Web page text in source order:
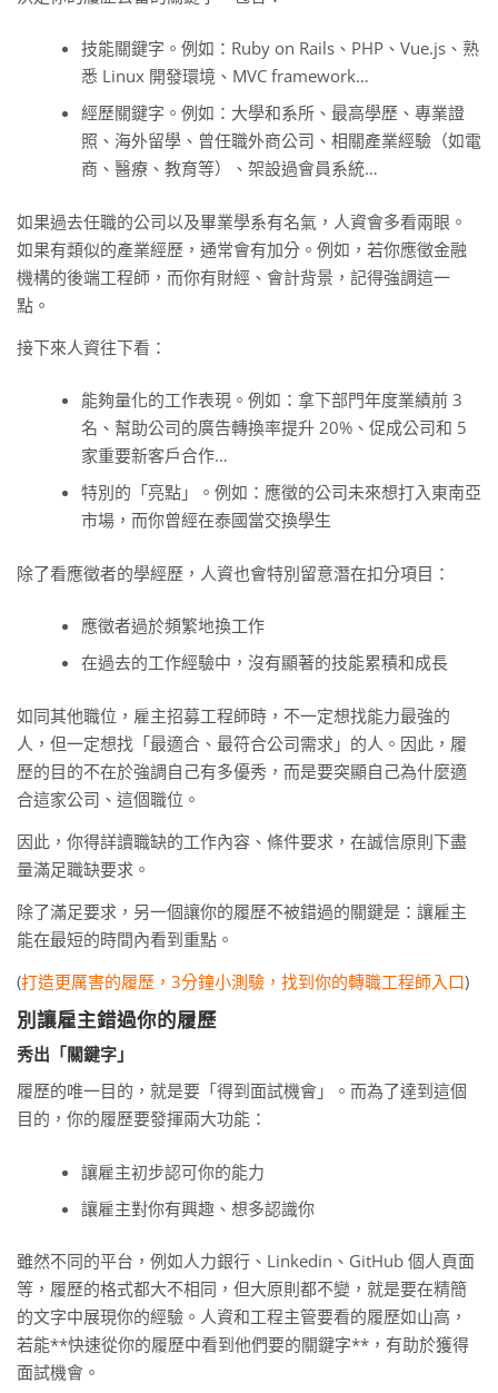
技能關鍵字。例如：Ruby on Rails、PHP、Vue.js、熟
悉 Linux 開發環境、MVC framework…
經歷關鍵字。例如：大學和系所、最高學歷、專業證
照、海外留學、曾任職外商公司、相關產業經驗（如電
商、醫療、教育等）、架設過會員系統…
如果過去任職的公司以及畢業學系有名氣，人資會多看兩眼。
如果有類似的產業經歷，通常會有加分。例如，若你應徵金融
機構的後端工程師，而你有財經、會計背景，記得強調這一
點。
接下來人資往下看：
能夠量化的工作表現。例如：拿下部門年度業績前 3
名、幫助公司的廣告轉換率提升 20%、促成公司和 5
家重要新客戶合作…
特別的「亮點」。例如：應徵的公司未來想打入東南亞
市場，而你曾經在泰國當交換學生
除了看應徵者的學經歷，人資也會特別留意潛在扣分項目：
應徵者過於頻繁地換工作
在過去的工作經驗中，沒有顯著的技能累積和成長
如同其他職位，雇主招募工程師時，不一定想找能力最強的
人，但一定想找「最適合、最符合公司需求」的人。因此，履
歷的目的不在於強調自己有多優秀，而是要突顯自己為什麼適
合這家公司、這個職位。
因此，你得詳讀職缺的工作內容、條件要求，在誠信原則下盡
量滿足職缺要求。
除了滿足要求，另一個讓你的履歷不被錯過的關鍵是：讓雇主
能在最短的時間內看到重點。
(打造更厲害的履歷，3分鐘小測驗，找到你的轉職工程師入口)
別讓雇主錯過你的履歷
秀出「關鍵字」
履歷的唯一目的，就是要「得到面試機會」。而為了達到這個
目的，你的履歷要發揮兩大功能：
讓雇主初步認可你的能力
讓雇主對你有興趣、想多認識你
雖然不同的平台，例如人力銀行、Linkedin、GitHub 個人頁面
等，履歷的格式都大不相同，但大原則都不變，就是要在精簡
的文字中展現你的經驗。人資和工程主管要看的履歷如山高，
若能**快速從你的履歷中看到他們要的關鍵字**，有助於獲得
面試機會。